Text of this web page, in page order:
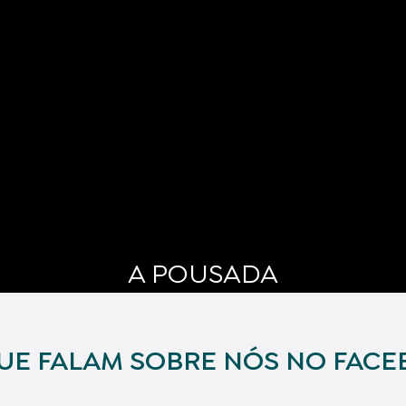
A POUSADA
FALAM SOBRE NÓS NO